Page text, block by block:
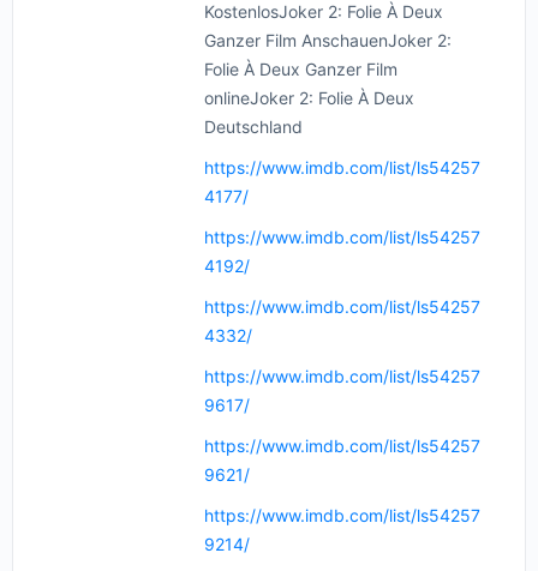
KostenlosJoker 2: Folie À Deux
Ganzer Film AnschauenJoker 2:
Folie À Deux Ganzer Film
onlineJoker 2: Folie À Deux
Deutschland
https://www.imdb.com/list/ls54257
4177/
https://www.imdb.com/list/ls54257
4192/
https://www.imdb.com/list/ls54257
4332/
https://www.imdb.com/list/ls54257
9617/
https://www.imdb.com/list/ls54257
9621/
https://www.imdb.com/list/ls54257
9214/